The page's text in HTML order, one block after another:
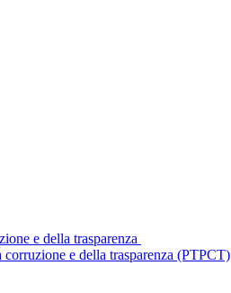
e della trasparenza
e della trasparenza (PTPCT)